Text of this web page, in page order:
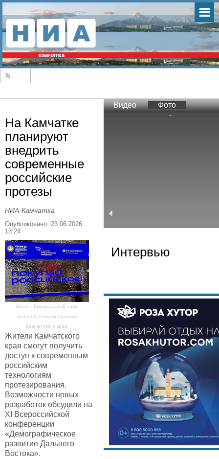
На Камчатке
планируют
внедрить
современные
российские
протезы
НИА-Камчатка
Опубликовано: 23.06.2026
13:24
Фото: Официальный сайт
исполнительных органов
Камчатского края.
Жители Камчатского
края смогут получить
доступ к современным
российским
технологиям
протезирования.
Возможности новых
разработок обсудили на
XI Всероссийской
конференции
«Демографическое
развитие Дальнего
Востока».
Видео Фото
Интервью